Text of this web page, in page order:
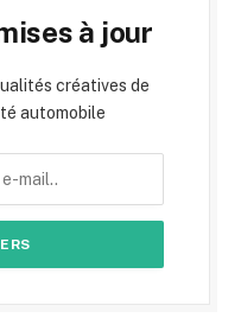
à jour
créatives de
automobile